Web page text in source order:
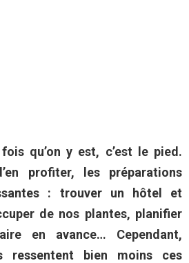
qu’on y est, c’est le pied.
profiter, les préparations
: trouver un hôtel et
de nos plantes, planifier
en avance… Cependant,
ressentent bien moins ces